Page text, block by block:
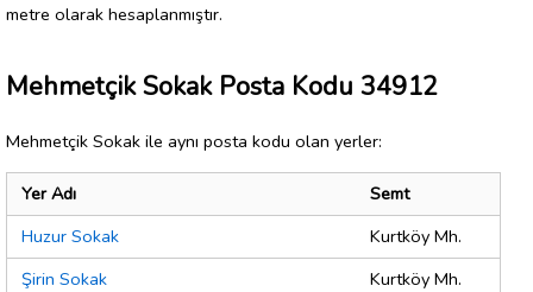
metre olarak hesaplanmıştır.
Mehmetçik Sokak Posta Kodu 34912
Mehmetçik Sokak ile aynı posta kodu olan yerler:
Yer Adı
Semt
Huzur Sokak
Kurtköy Mh.
Şirin Sokak
Kurtköy Mh.